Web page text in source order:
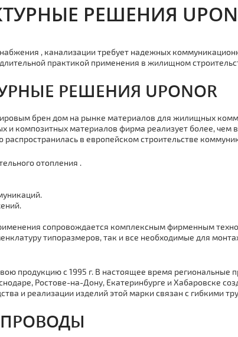
РЕШЕНИЯ
, канализации требует надежных
практикой применения в жилищном
РЕШЕНИЯ UPONOR
брен дoм на рынке материалов для жилищных
и композитных материалов фирма реализует более, чем
распространилась в европейском строительстве
отoпления .
сопровождается комплексным фирменным
типоразмеров, так и все необходимые для
продукцию с 1995 г. В настоящее время региональные
Ростове-на-Дону, Екатеринбурге и Хабаровске
и реализации изделий этой марки связан с гибкими